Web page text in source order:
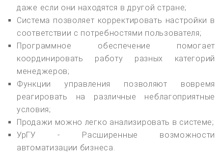
даже если они находятся в другой стране;
Система позволяет корректировать настройки в
соответствии с потребностями пользователя;
Программное обеспечение помогает
координировать работу разных категорий
менеджеров;
Функции управления позволяют вовремя
реагировать на различные неблагоприятные
условия;
Продажи можно легко анализировать в системе;
УрГУ - Расширенные возможности
автоматизации бизнеса.